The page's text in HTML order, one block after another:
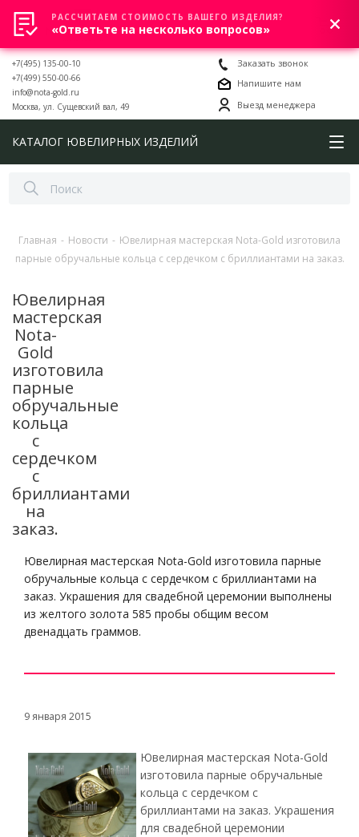
0
+7(495) 135-00-10
+7(499) 550-00-66
info@nota-gold.ru
Москва, ул. Сущевский вал, 49
Заказать звонок
Напишите нам
Выезд менеджера
КАТАЛОГ ЮВЕЛИРНЫХ ИЗДЕЛИЙ
Главная - Новости - Ювелирная мастерская Nota-Gold изготовила
парные обручальные кольца с сердечком с бриллиантами на заказ.
Ювелирная
мастерская
Nota-
Gold
изготовила
парные
обручальные
кольца
с
сердечком
с
бриллиантами
на
заказ.
Ювелирная мастерская Nota-Gold изготовила парные
обручальные кольца с сердечком с бриллиантами на
заказ. Украшения для свадебной церемонии выполнены
из желтого золота 585 пробы общим весом
двенадцать граммов.
9 января 2015
Ювелирная мастерская Nota-Gold
изготовила парные обручальные
кольца с сердечком с
бриллиантами на заказ. Украшения
для свадебной церемонии
РАССЧИТАЕМ СТОИМОСТЬ ВАШЕГО ИЗДЕЛИЯ?
«Ответьте на несколько вопросов»